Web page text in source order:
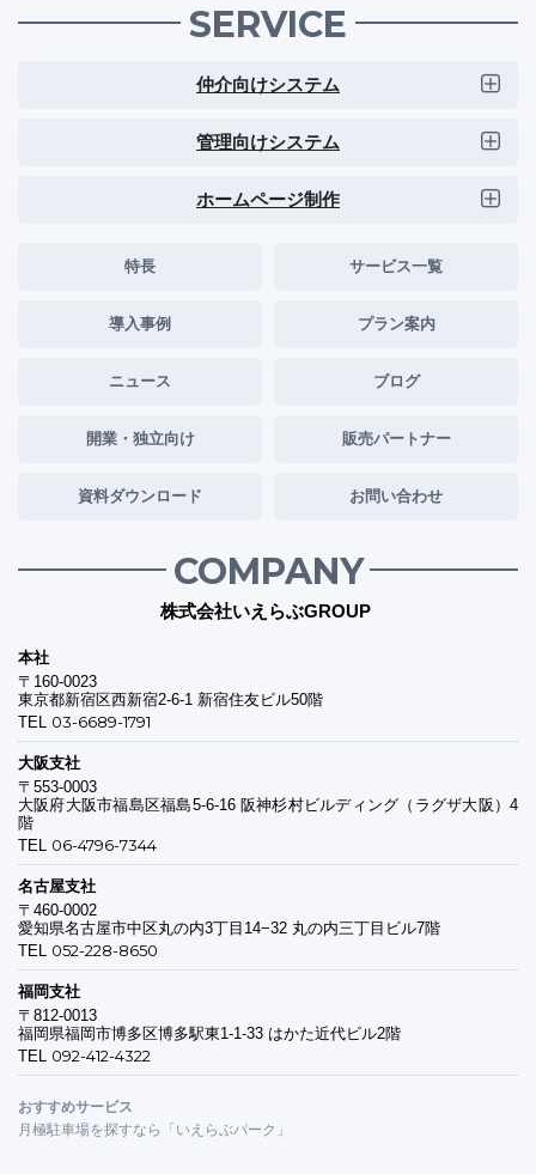
SERVICE
仲介向けシステム
管理向けシステム
ホームページ制作
特長 サービス一覧
導入事例 プラン案内
ニュース ブログ
開業・独立向け 販売パートナー
資料ダウンロード お問い合わせ
COMPANY
株式会社いえらぶGROUP
本社
〒160-0023
東京都新宿区西新宿2-6-1 新宿住友ビル50階
TEL 03-6689-1791
大阪支社
〒553-0003
大阪府大阪市福島区福島5-6-16 阪神杉村ビルディング（ラグザ大阪）4
階
TEL 06-4796-7344
名古屋支社
〒460-0002
愛知県名古屋市中区丸の内3丁目14−32 丸の内三丁目ビル7階
TEL 052-228-8650
福岡支社
〒812-0013
福岡県福岡市博多区博多駅東1-1-33 はかた近代ビル2階
TEL 092-412-4322
おすすめサービス
月極駐車場を探すなら「いえらぶパーク」